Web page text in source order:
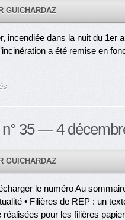
GUICHARDAZ
incendiée dans la nuit du
a été remise en
35 — 4
GUICHARDAZ
le numéro Au
• Filières de REP : un
réalisées pour les filières